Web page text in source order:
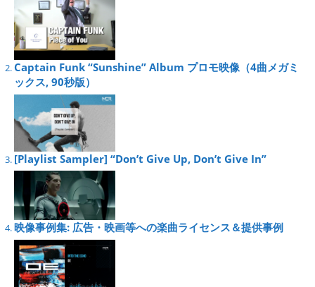
Captain Funk “Sunshine” Album プロモ映像（4曲メガミ
ックス, 90秒版）
[Playlist Sampler] “Don’t Give Up, Don’t Give In”
映像事例集: 広告・映画等への楽曲ライセンス＆提供事例